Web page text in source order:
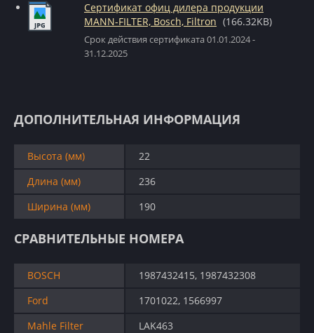
Сертификат офиц дилера продукции
MANN-FILTER, Bosch, Filtron (166.32KB)
Срок действия сертификата 01.01.2024 -
31.12.2025
ДОПОЛНИТЕЛЬНАЯ ИНФОРМАЦИЯ
Высота (мм)
22
Длина (мм)
236
Ширина (мм)
190
СРАВНИТЕЛЬНЫЕ НОМЕРА
BOSCH
1987432415, 1987432308
Ford
1701022, 1566997
Mahle Filter
LAK463